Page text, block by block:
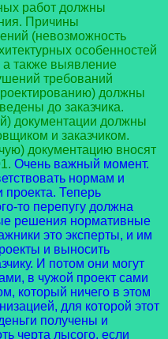
работ должны
Причины
(невозможность
особенностей
также выявление
требований
должны
до заказчика.
документации должны
и заказчиком.
документацию вносят
Очень важный момент.
нормам и
Теперь
то перепугу должна
решения нормативные
это эксперты, и им
и выносить
И потом они могут
в чужой проект сами
который ничего в этом
для которой этот
получены и
черта лысого, если